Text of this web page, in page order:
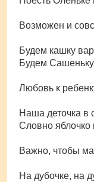
Возможен и
Будем кашку
Будем
Любовь к
Наша деточка в
Словно яблочко
Важно, чтобы
На дубочке, на